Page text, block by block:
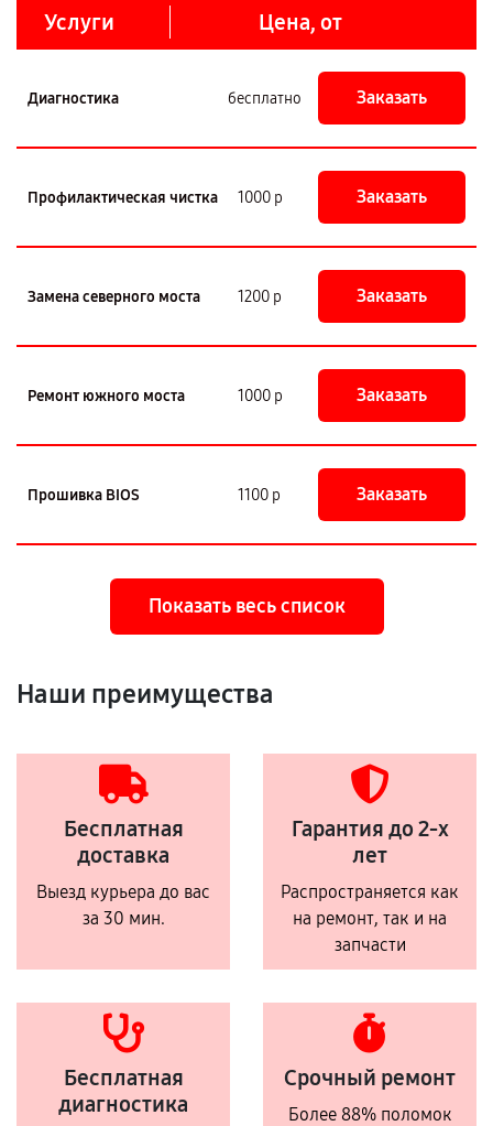
Услуги Цена, от
Диагностика бесплатно Заказать
Профилактическая чистка 1000 р Заказать
Замена северного моста 1200 р Заказать
Ремонт южного моста 1000 р Заказать
Прошивка BIOS 1100 р Заказать
Показать весь список
Наши преимущества
Бесплатная
доставка
Выезд курьера до вас
за 30 мин.
Гарантия до 2-х
лет
Распространяется как
на ремонт, так и на
запчасти
Бесплатная
диагностика
Срочный ремонт
Более 88% поломок